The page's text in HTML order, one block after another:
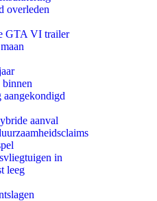
overleden
GTA VI trailer
binnen
aanval
in
leeg